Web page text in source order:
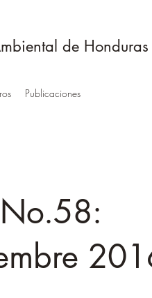
de Honduras
Publicaciones